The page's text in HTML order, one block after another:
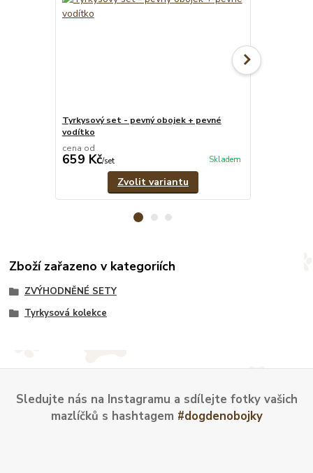
Tyrkysový set - pevný obojek + pevné
vodítko
cena od
659 Kč/set Skladem
Zvolit variantu
Zboží zařazeno v kategoriích
ZVÝHODNĚNÉ SETY
Tyrkysová kolekce
Sledujte nás na Instagramu a sdílejte fotky vašich
mazlíčků s hashtagem #dogdenobojky